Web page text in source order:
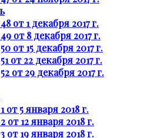
от 1 декабря 2017 г.
от 8 декабря 2017 г.
от 15 декабря 2017 г.
от 22 декабря 2017 г.
от 29 декабря 2017 г.
от 5 января 2018 г.
от 12 января 2018 г.
от 19 января 2018 г.